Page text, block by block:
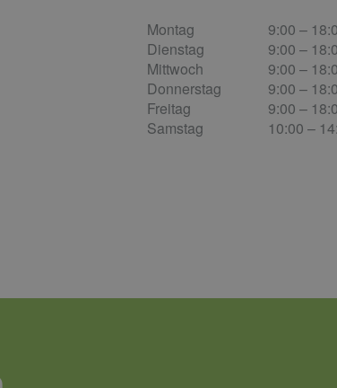
Montag
Dienstag
Mittwoch
Donnerstag
Freitag
Samstag
9:00 –
9:00 –
9:00 –
9:00 –
9:00 –
10:00 –